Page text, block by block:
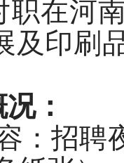
职在河
及印刷
：
：招聘